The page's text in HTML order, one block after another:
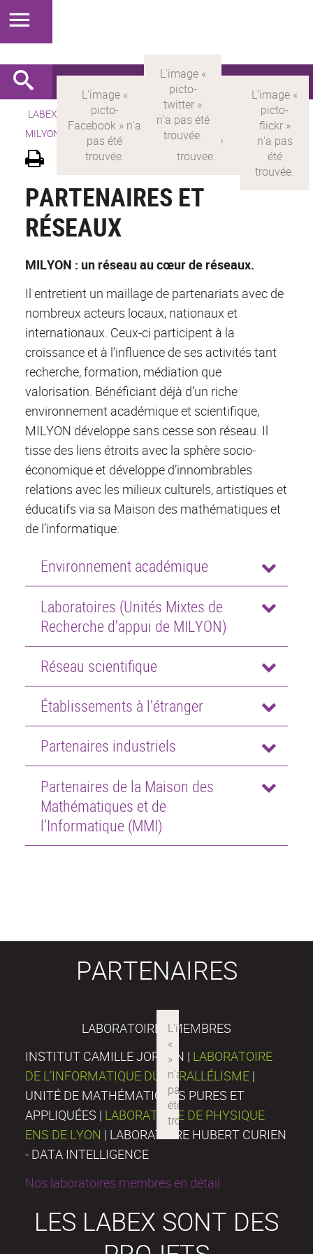
LABEX > LABEX MILYON Version française
MILYON > Partenaires
PARTENAIRES ET
RÉSEAUX
MILYON : un réseau au cœur de réseaux.
Il entretient un maillage de partenariats avec de
nombreux acteurs locaux, nationaux et
internationaux. Ceux-ci participent à la
croissance et à l’influence de ses activités tant
recherche, formation, médiation que
valorisation. Bénéficiant déjà d’un riche
environnement académique et scientifique,
MILYON développe sans cesse son réseau. Il
tisse des liens étroits avec la sphère socio-
économique et développe d’innombrables
relations avec les milieux culturels, artistiques et
éducatifs via sa Maison des mathématiques et
de l’informatique.
Environnement académique
Laboratoires (Unités Mixtes de
Recherche d’appui de MILYON)
Réseau scientifique
Établissements à l’étranger
Partenaires industriels
Partenaires de la Maison des
Mathématiques et de
l’Informatique (MMI)
PARTENAIRES
LABORATOIRES MEMBRES
INSTITUT CAMILLE JORDAN | LABORATOIRE
DE L’INFORMATIQUE DU PARALLÉLISME |
UNITÉ DE MATHÉMATIQUES PURES ET
APPLIQUÉES | LABORATOIRE DE PHYSIQUE
ENS DE LYON | LABORATOIRE HUBERT CURIEN
- DATA INTELLIGENCE
Nos laboratoires membres en détail
LES LABEX SONT DES